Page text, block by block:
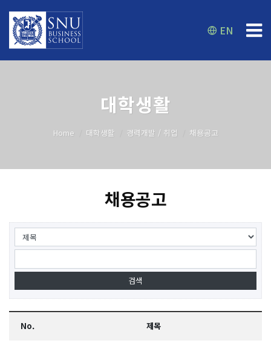
EN
대학생활
Home 대학생활 경력개발 / 취업 채용공고
채용공고
No. 제목